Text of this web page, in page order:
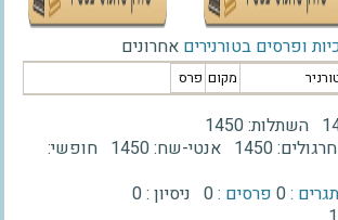
ופרסים בטורנירים אחרונים
מקום פרס
השתלות:1450
חרגולים:1450 אנטי-שח:1450 חופשי:
:
0 פרסים :0 ניסיון :0